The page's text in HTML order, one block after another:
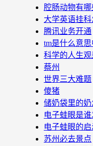
腔肠动物有哪
大学英语挂
腾讯业务开通
tm是什么意
科学的人生观
蔡州
世界三大难题
傻猪
储奶袋里的
电子蛙眼是
电子蛙眼的启
苏州必去景点